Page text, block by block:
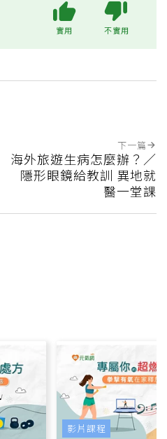
實用 不實用
下一篇
海外旅遊生病怎麼辦？／
隱形眼鏡給教訓 異地就
醫一堂課
影片課程